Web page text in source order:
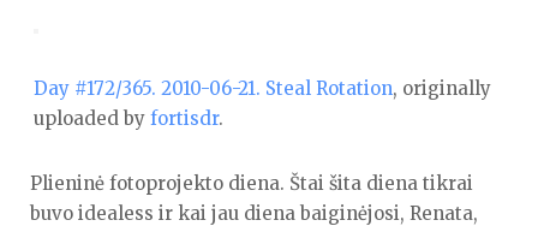
Day #172/365. 2010-06-21. Steal Rotation, originally
uploaded by fortisdr.
Plieninė fotoprojekto diena. Štai šita diena tikrai
buvo idealess ir kai jau diena baiginėjosi, Renata,